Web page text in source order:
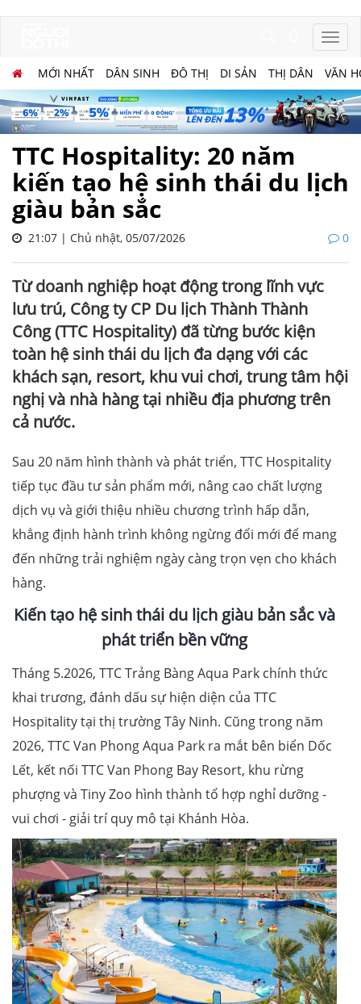
MỚI NHẤT DÂN SINH ĐÔ THỊ DI SẢN THỊ DÂN VĂN
TTC Hospitality: 20 năm
kiến tạo hệ sinh thái du lịch
giàu bản sắc
21:07 | Chủ nhật, 05/07/2026 0
Từ doanh nghiệp hoạt động trong lĩnh vực
lưu trú, Công ty CP Du lịch Thành Thành
Công (TTC Hospitality) đã từng bước kiện
toàn hệ sinh thái du lịch đa dạng với các
khách sạn, resort, khu vui chơi, trung tâm hội
nghị và nhà hàng tại nhiều địa phương trên
cả nước.
Sau 20 năm hình thành và phát triển, TTC Hospitality
tiếp tục đầu tư sản phẩm mới, nâng cao chất lượng
dịch vụ và giới thiệu nhiều chương trình hấp dẫn,
khẳng định hành trình không ngừng đổi mới để mang
đến những trải nghiệm ngày càng trọn vẹn cho khách
hàng.
Kiến tạo hệ sinh thái du lịch giàu bản sắc và
phát triển bền vững
Tháng 5.2026, TTC Trảng Bàng Aqua Park chính thức
khai trương, đánh dấu sự hiện diện của TTC
Hospitality tại thị trường Tây Ninh. Cũng trong năm
2026, TTC Van Phong Aqua Park ra mắt bên biển Dốc
Lết, kết nối TTC Van Phong Bay Resort, khu rừng
phượng và Tiny Zoo hình thành tổ hợp nghỉ dưỡng -
vui chơi - giải trí quy mô tại Khánh Hòa.